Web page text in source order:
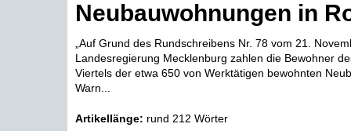
Neubauwohnungen in
„Auf Grund des Rundschreibens Nr. 78 vom 21.
Landesregierung Mecklenburg zahlen die Bewohner
Viertels der etwa 650 von Werktätigen bewohnten
Warn...
Artikellänge: rund 212 Wörter